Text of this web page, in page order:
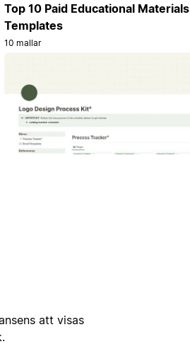
Top 10 Paid Educational Materials
Templates
10 mallar
att visas